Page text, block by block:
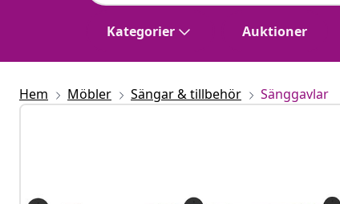
Kategorier Auktioner
Hem Möbler Sängar & tillbehör Sänggavlar